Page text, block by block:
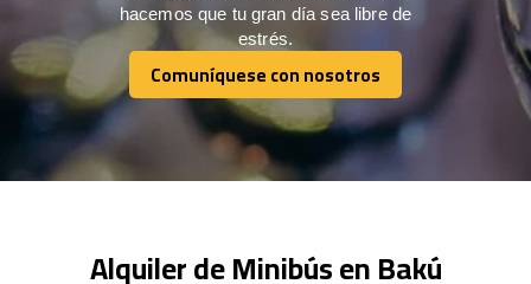
hacemos que tu gran día sea libre de
estrés.
Comuníquese con nosotros
Comuníquese con nosotros
Alquiler de Minibús en Bakú